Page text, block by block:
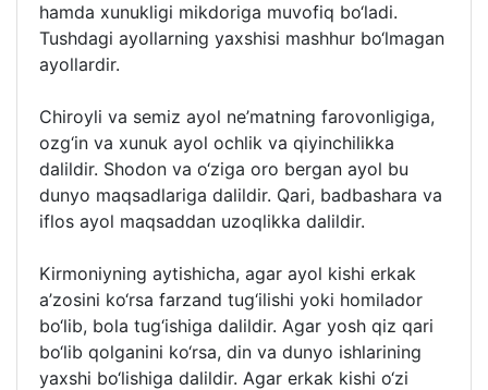
hamda xunukligi mikdoriga muvofiq bo‘ladi.
Tushdagi ayollarning yaxshisi mashhur bo‘lmagan
ayollardir.
Chiroyli va semiz ayol ne’matning farovonligiga,
ozg‘in va xunuk ayol ochlik va qiyinchilikka
dalildir. Shodon va o‘ziga oro bergan ayol bu
dunyo maqsadlariga dalildir. Qari, badbashara va
iflos ayol maqsaddan uzoqlikka dalildir.
Kirmoniyning aytishicha, agar ayol kishi erkak
a’zosini ko‘rsa farzand tug‘ilishi yoki homilador
bo‘lib, bola tug‘ishiga dalildir. Agar yosh qiz qari
bo‘lib qolganini ko‘rsa, din va dunyo ishlarining
yaxshi bo‘lishiga dalildir. Agar erkak kishi o‘zi